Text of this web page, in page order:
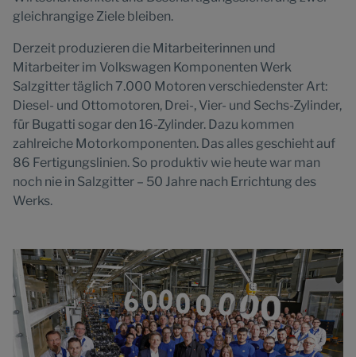
gleichrangige Ziele bleiben.
Derzeit produzieren die Mitarbeiterinnen und
Mitarbeiter im Volkswagen Komponenten Werk
Salzgitter täglich 7.000 Motoren verschiedenster Art:
Diesel- und Ottomotoren, Drei-, Vier- und Sechs-Zylinder,
für Bugatti sogar den 16-Zylinder. Dazu kommen
zahlreiche Motorkomponenten. Das alles geschieht auf
86 Fertigungslinien. So produktiv wie heute war man
noch nie in Salzgitter – 50 Jahre nach Errichtung des
Werks.